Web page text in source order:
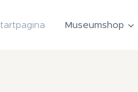
Museumshop